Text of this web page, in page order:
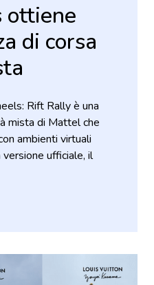
ottiene
di corsa
Rift Rally è una
mista di Mattel che
ambienti virtuali
ufficiale, il